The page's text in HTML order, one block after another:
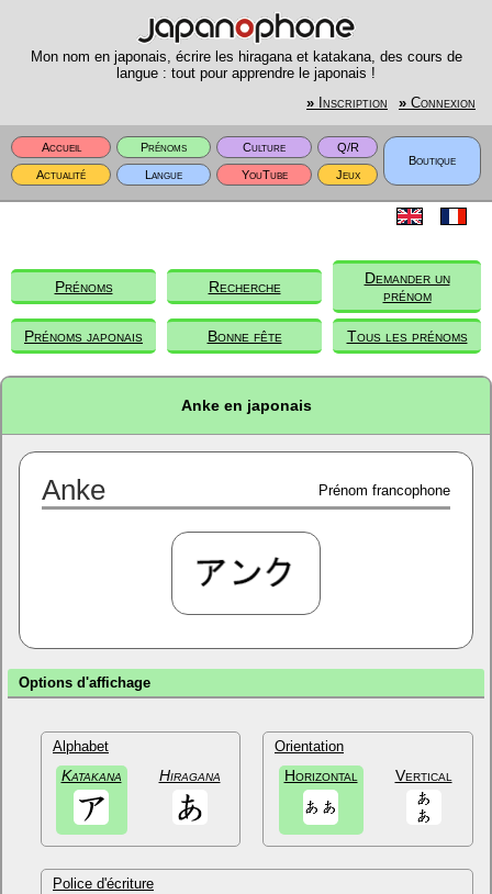
Mon nom en japonais, écrire les hiragana et katakana, des cours de
langue : tout pour apprendre le japonais !
» Inscription » Connexion
Accueil Prénoms Culture
Q/R
Boutique
Actualité
Langue YouTube Jeux
Prénoms Recherche
Demander un
prénom
Prénoms japonais Bonne fête Tous les prénoms
Anke en japonais
Anke Prénom francophone
Options d'affichage
Alphabet
Katakana Hiragana
Orientation
Horizontal Vertical
Police d'écriture